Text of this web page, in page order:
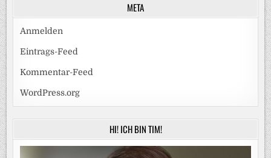
META
Anmelden
Eintrags-Feed
Kommentar-Feed
WordPress.org
HI! ICH BIN TIM!